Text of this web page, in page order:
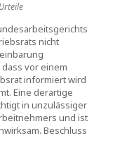
nicht
vor einem
informiert wird
Eine derartige
in unzulässiger
und ist
Beschluss